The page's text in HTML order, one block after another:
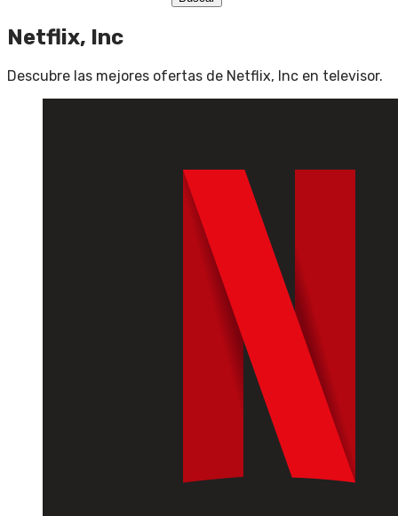
Netflix, Inc
Descubre las mejores ofertas de Netflix, Inc en televisor.